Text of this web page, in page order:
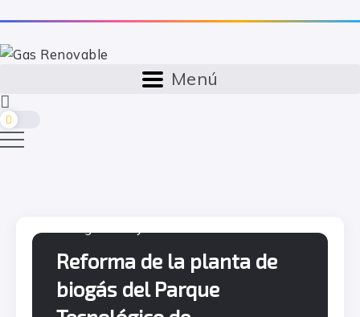
Menú
Reforma de la planta de
biogás del Parque